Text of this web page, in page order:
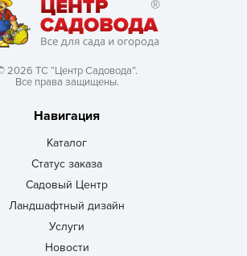
2026 ТС “Центр Садовода”.
Все права защищены.
Навигация
Каталог
Статус заказа
Садовый Центр
Ландшафтный дизайн
Услуги
Новости